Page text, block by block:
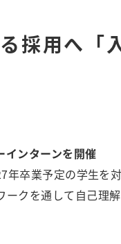
採用へ「
インターンを開催
卒業予定の学生を
クを通して自己理